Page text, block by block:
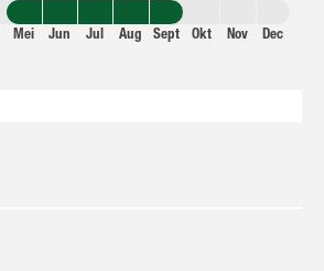
Mei Jun Jul Aug Sept Okt Nov Dec